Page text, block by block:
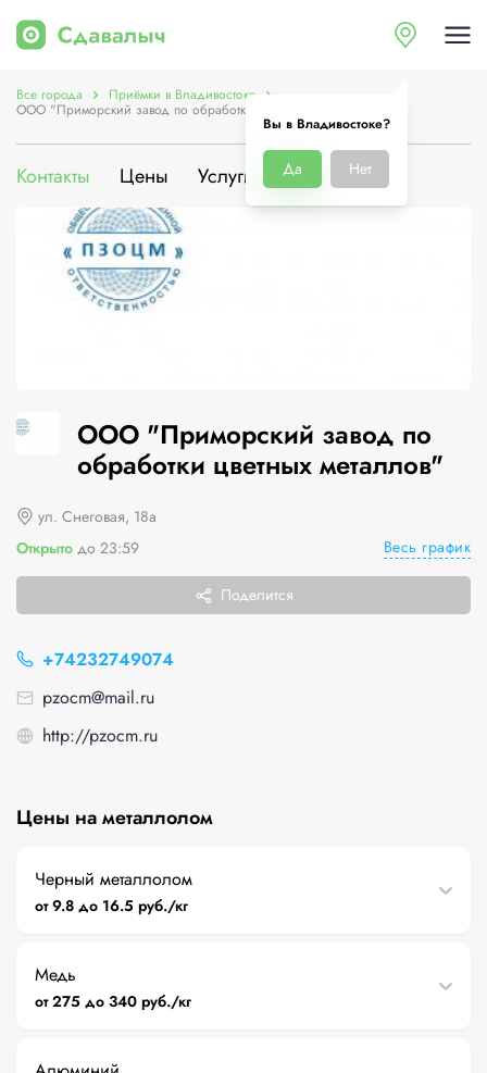
Вы в Владивостоке?
Да Нет
Все города Приёмки в Владивостоке
ООО "Приморский завод по обработки цветных металлов"
Контакты Цены Услуги О компании
ООО "Приморский завод по
обработки цветных металлов"
ул. Снеговая, 18а
Открыто до 23:59 Весь график
Поделится
+74232749074
pzocm@mail.ru
http://pzocm.ru
Цены на металлолом
Черный металлолом
от 9.8 до 16.5 руб./кг
Медь
от 275 до 340 руб./кг